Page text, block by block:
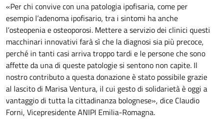
«Per chi convive con una patologia ipofisaria, come per
esempio l’adenoma ipofisario, tra i sintomi ha anche
l’osteopenia e osteoporosi. Mettere a servizio dei clinici questi
macchinari innovativi farà sì che la diagnosi sia più precoce,
perché in tanti casi arriva troppo tardi e le persone che sono
affette da una di queste patologie si sentono non capite. Il
nostro contributo a questa donazione è stato possibile grazie
al lascito di Marisa Ventura, il cui gesto di solidarietà è oggi a
vantaggio di tutta la cittadinanza bolognese», dice Claudio
Forni, Vicepresidente ANIPI Emilia-Romagna.